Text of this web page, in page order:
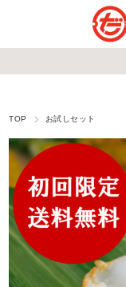
TOP お試しセット